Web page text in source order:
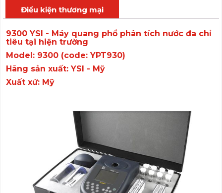
Điều kiện thương mại
9300 YSI - Máy quang phổ phân tích nước đa chỉ
tiêu tại hiện trường
Model: 9300 (code: YPT930)
Hãng sản xuất: YSI - Mỹ
Xuất xứ: Mỹ